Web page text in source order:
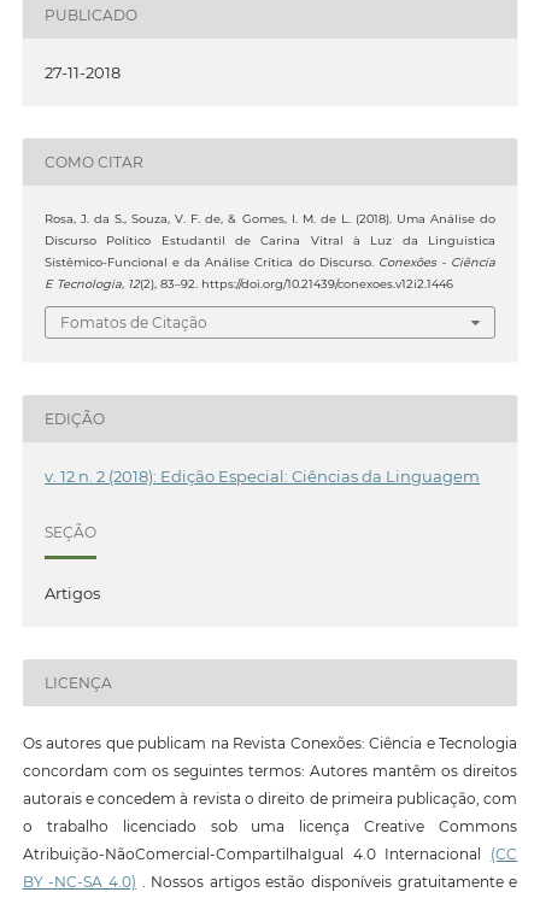
PUBLICADO
27-11-2018
COMO CITAR
Rosa, J. da S., Souza, V. F. de, & Gomes, I. M. de L. (2018). Uma Análise do
Discurso Político Estudantil de Carina Vitral à Luz da Linguística
Sistêmico-Funcional e da Análise Crítica do Discurso.
Conexões - Ciência
E Tecnologia, 12(2), 83–92. https://doi.org/10.21439/conexoes.v12i2.1446
Fomatos de Citação
EDIÇÃO
v. 12 n. 2 (2018): Edição Especial: Ciências da Linguagem
SEÇÃO
Artigos
LICENÇA
Os autores que publicam na Revista Conexões: Ciência e Tecnologia
concordam com os seguintes termos: Autores mantêm os direitos
autorais e concedem à revista o direito de primeira publicação, com
o trabalho licenciado sob uma licença Creative Commons
Atribuição-NãoComercial-CompartilhaIgual 4.0 Internacional (CC
BY -NC-SA 4.0) . Nossos artigos estão disponíveis gratuitamente e